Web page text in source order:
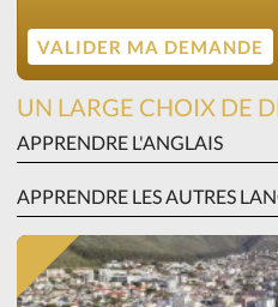
UN LARGE CHOIX DE
APPRENDRE L'ANGLAIS
APPRENDRE LES AUTRES